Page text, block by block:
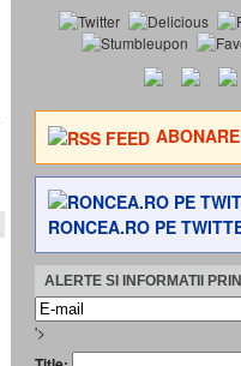
RONCEA.RO PE
ALERTE SI INFORMATII
'>